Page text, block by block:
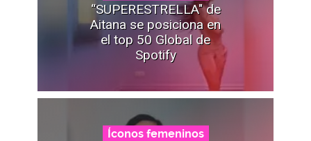
“SUPERESTRELLA" de
Aitana se posiciona en
el top 50 Global de
Spotify
Íconos femeninos